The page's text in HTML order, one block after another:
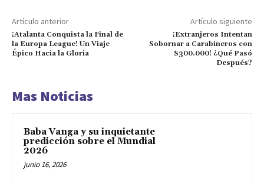
Artículo anterior
¡Atalanta Conquista la Final de
la Europa League! Un Viaje
Épico Hacia la Gloria
Artículo siguiente
¡Extranjeros Intentan
Sobornar a Carabineros con
$300.000! ¿Qué Pasó
Después?
Mas Noticias
Baba Vanga y su inquietante
predicción sobre el Mundial
2026
junio 16, 2026